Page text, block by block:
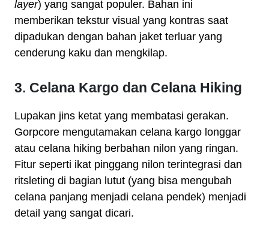
layer) yang sangat populer. Bahan ini
memberikan tekstur visual yang kontras saat
dipadukan dengan bahan jaket terluar yang
cenderung kaku dan mengkilap.
3. Celana Kargo dan Celana Hiking
Lupakan jins ketat yang membatasi gerakan.
Gorpcore mengutamakan celana kargo longgar
atau celana hiking berbahan nilon yang ringan.
Fitur seperti ikat pinggang nilon terintegrasi dan
ritsleting di bagian lutut (yang bisa mengubah
celana panjang menjadi celana pendek) menjadi
detail yang sangat dicari.